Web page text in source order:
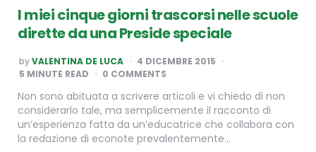
I miei cinque giorni trascorsi nelle scuole
dirette da una Preside speciale
POSTED
BY
byVALENTINA DE LUCA
4 DICEMBRE 2015
5 MINUTE READ 0 COMMENTS
Non sono abituata a scrivere articoli e vi chiedo di non
considerarlo tale, ma semplicemente il racconto di
un’esperienza fatta da un’educatrice che collabora con
la redazione di econote prevalentemente…